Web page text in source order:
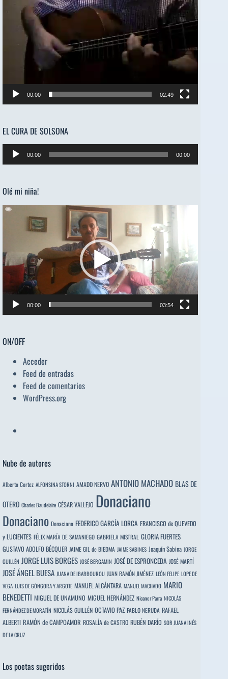
00:00 02:49
EL CURA DE SOLSONA
Reproductor
de
00:00 00:00
Olé mi niña!
Reproductor
00:00 03:54
ON/OFF
Acceder
Feed de entradas
Feed de comentarios
WordPress.org
Nube de autores
Alberto Cortez ALFONSINA STORNI AMADO NERVO ANTONIO MACHADO BLAS DE
OTERO Charles Baudelaire CÉSAR VALLEJO Donaciano
Donaciano Donaciano FEDERICO GARCÍA LORCA FRANCISCO de QUEVEDO
y LUCIENTES FÉLIX MARÍA DE SAMANIEGO GABRIELA MISTRAL GLORIA FUERTES
GUSTAVO ADOLFO BÉCQUER JAIME GIL de BIEDMA JAIME SABINES Joaquín Sabina JORGE
GUILLÉN JORGE LUIS BORGES JOSÉ BERGAMIN JOSÉ DE ESPRONCEDA JOSÉ MARTÍ
JOSÉ ÁNGEL BUESA JUANA DE IBARBOUROU JUAN RAMÓN JIMÉNEZ LEÓN FELIPE LOPE DE
VEGA LUIS DE GÓNGORA Y ARGOTE MANUEL ALCÁNTARA MANUEL MACHADO MARIO
BENEDETTI MIGUEL DE UNAMUNO MIGUEL HERNÁNDEZ Nicanor Parra NICOLÁS
FERNÁNDEZ DE MORATÍN NICOLÁS GUILLÉN OCTAVIO PAZ PABLO NERUDA RAFAEL
ALBERTI RAMÓN de CAMPOAMOR ROSALÍA de CASTRO RUBÉN DARÍO SOR JUANA INÉS
DE LA CRUZ
Los poetas sugeridos